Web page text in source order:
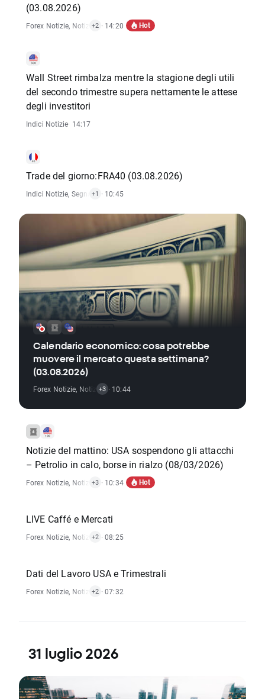
(03.08.2026)
Forex Notizie, Notizie Materie Prime,Rapporti Economici
+2 · 14:20 Hot
Wall Street rimbalza mentre la stagione degli utili
del secondo trimestre supera nettamente le attese
degli investitori
Indici Notizie· 14:17
Trade del giorno:FRA40 (03.08.2026)
Indici Notizie, Segnale Trading
+1 · 10:45
Calendario economico: cosa potrebbe
muovere il mercato questa settimana?
(03.08.2026)
Forex Notizie, Notizie Materie Prime
+3 · 10:44
Notizie del mattino: USA sospendono gli attacchi
– Petrolio in calo, borse in rialzo (08/03/2026)
Forex Notizie, Notizie Materie Prime,Indici Notizie
+3 · 10:34 Hot
LIVE Caffé e Mercati
Forex Notizie, Notizie Materie Prime
+2 · 08:25
Dati del Lavoro USA e Trimestrali
Forex Notizie, Notizie Materie Prime
+2 · 07:32
31 luglio 2026